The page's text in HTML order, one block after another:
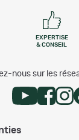
EXPERTISE
& CONSEIL
nous sur les